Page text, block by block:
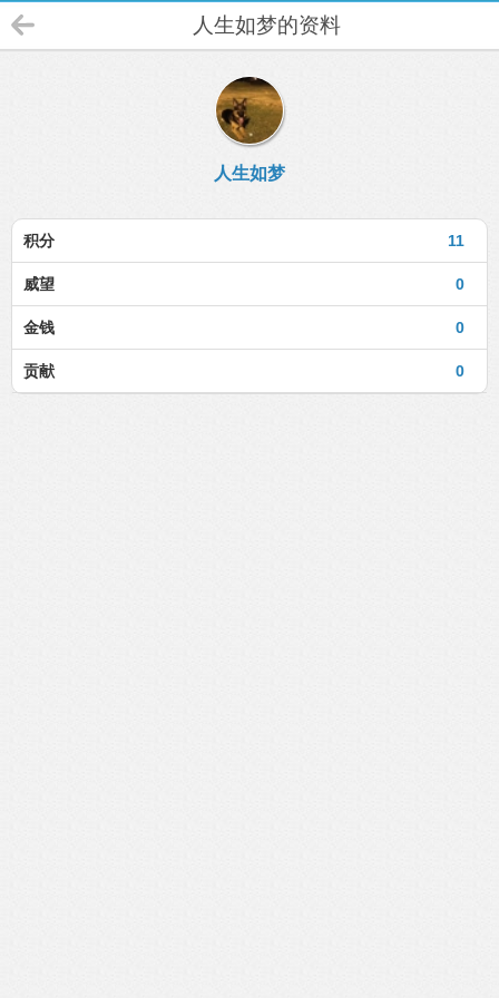
人生如梦的资料
人生如梦
11
积分
0
威望
0
金钱
0
贡献